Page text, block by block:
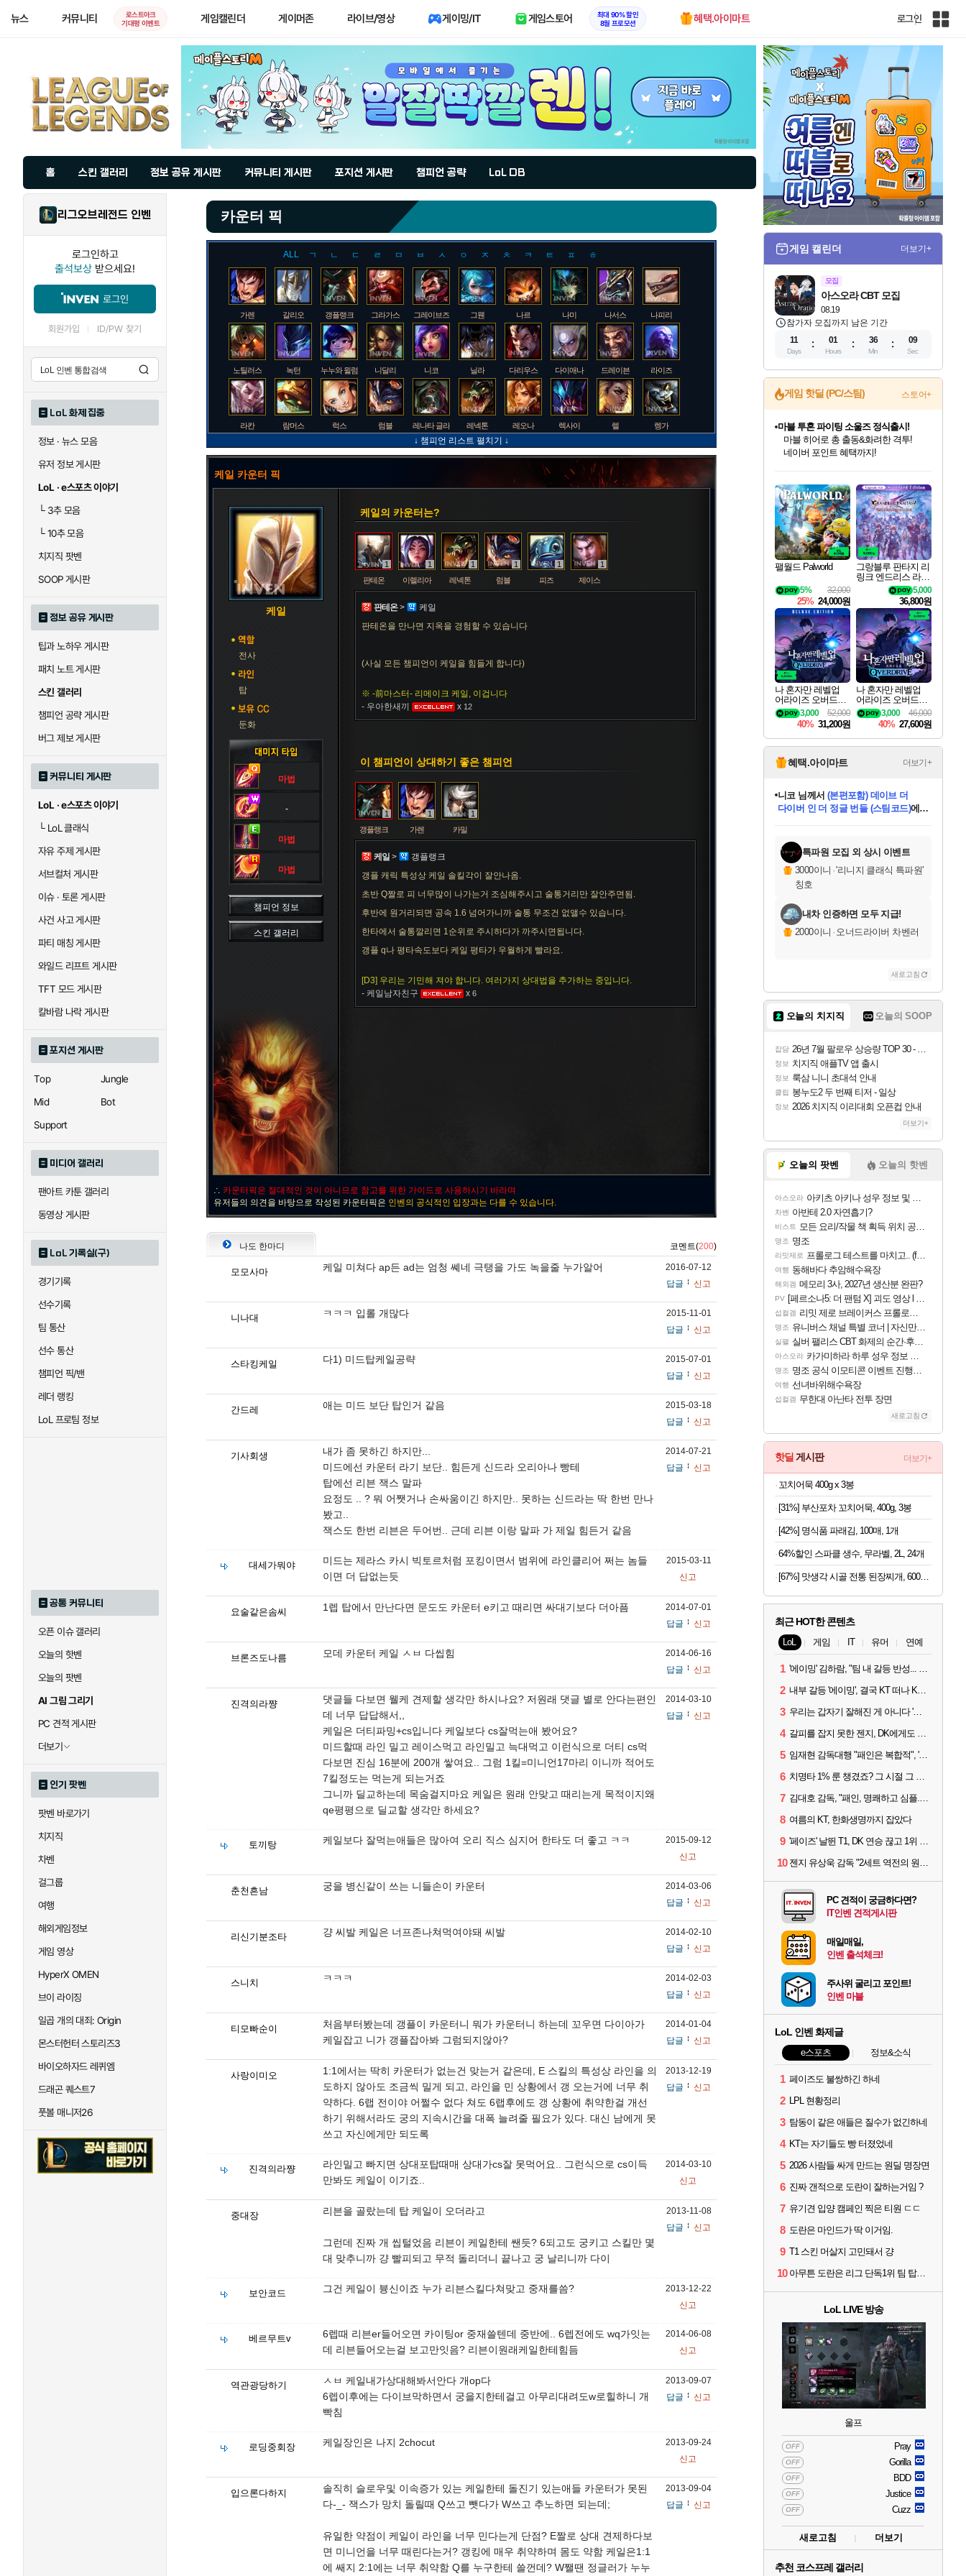
뉴스 커뮤니티
로스트아크
기대평 이벤트
게임캘린더 게이머존 라이브/영상 게이밍/IT 게임스토어
최대 90% 할인
8월 프로모션
혜택.아이마트 로그인
인
홈 스킨 갤러리 정보 공유 게시판 커뮤니티 게시판 포지션 게시판 챔피언 공략 LoL DB
리그오브레전드 인벤
로그인하고
출석보상 받으세요!
로그인
회원가입 ID/PW 찾기
LoL 화제 집중
정보 · 뉴스 모음
유저 정보 게시판
LoL · e스포츠 이야기
└3추 모음
└10추 모음
치지직 팟벤
SOOP 게시판
정보 공유 게시판
팁과 노하우 게시판
패치 노트 게시판
스킨 갤러리
챔피언 공략 게시판
버그 제보 게시판
커뮤니티 게시판
LoL · e스포츠 이야기
└LoL 클래식
자유 주제 게시판
서브컬처 게시판
이슈 · 토론 게시판
사건 사고 게시판
파티 매칭 게시판
와일드 리프트 게시판
TFT 모드 게시판
칼바람 나락 게시판
포지션 게시판
Top
Jungle
Mid
Bot
Support
미디어 갤러리
팬아트 카툰 갤러리
동영상 게시판
LoL 기록실(구)
경기기록
선수기록
팀 통산
선수 통산
챔피언 픽/밴
레더 랭킹
LoL 프로팀 정보
공통 커뮤니티
오픈 이슈 갤러리
오늘의 핫벤
오늘의 팟벤
AI 그림 그리기
PC 견적 게시판
더보기
인기 팟벤
팟벤 바로가기
치지직
차벤
걸그룹
여행
해외게임정보
게임 영상
HyperX OMEN
브이 라이징
일곱 개의 대죄: Origin
몬스터헌터 스토리즈3
바이오하자드 레퀴엠
드래곤 퀘스트7
풋볼 매니저26
카운터 픽
ALL ㄱ ㄴ ㄷ ㄹ ㅁ ㅂ ㅅ ㅇ ㅈ ㅊ ㅋ ㅌ ㅍ ㅎ
가렌 갈리오 갱플랭크 그라가스 그레이브즈 그웬 나르 나미 나서스 나피리
노틸러스 녹턴 누누와 윌럼프 니달리 니코 닐라 다리우스 다이애나 드레이븐 라이즈
라칸 람머스 럭스 럼블 레나타 글라스크 레넥톤 레오나 렉사이 렐 렝가
로크 리산드라 릴리아 마스터 이 마오카이
말자하 말파이트 모데카이저 모르가나 문도 박사 미스 포츈 밀리오
바이 베이가 벡스 벨베스 벨코즈 볼리베어 브라움 브라이어 브랜드
블라디미르
소나 소라카
시비르 신 짜오 신지드 쓰레쉬 아리
아칼리 아크샨 아펠리오스 알리스타 암베사
에코 엘리스
우르곳 워윅
잔나 잭스 제드 제라스 제리 제이스
직스 진
카이사 카직스
퀸 크산테
트리스타나 트린다미어 트위스티드 페이트트위치 티모 파이크 판테온
하이머딩거 헤카림 흐웨이
↓ 챔피언 리스트 펼치기 ↓
케일 카운터 픽
케일
전사
탑
둔화
마법
-
마법
마법
챔피언 정보
스킨 갤러리
케일의 카운터는?
1
판테온
1
이렐리아
1
레넥톤
1
럼블
1
피즈
1
제이스
판테온>
케일
판테온을 만나면 지옥을 경험할 수 있습니다
(사실 모든 챔피언이 케일을 힘들게 합니다)
※ -前마스터- 리메이크 케일, 이겁니다
- 우아한새끼
x 12
이 챔피언이 상대하기 좋은 챔피언
1
갱플랭크
1
가렌
1
카밀
케일 >
갱플랭크
갱플 캐릭 특성상 케일 솔킬각이 잘안나옴.
초반 Q짤로 피 너무많이 나가는거 조심해주시고 술통거리만 잘안주면됨.
후반에 원거리되면 공속 1.6 넘어가니까 술통 무조건 없앨수 있습니다.
한타에서 술통깔리면 1순위로 주시하다가 까주시면됩니다.
갱플 q나 평타속도보다 케일 평타가 우월하게 빨라요.
[D3] 우리는 기민해 져야 합니다. 여러가지 상대법을 추가하는 중입니다.
- 케일남자친구
x 6
∴ 카운터픽은 절대적인 것이 아니므로 참고를 위한 가이드로 사용하시기 바라며
유저들의 의견을 바탕으로 작성된 카운터픽은 인벤의 공식적인 입장과는 다를 수 있습니다.
나도 한마디 코멘트(200)
모모사마 케일 미쳐다 ap든 ad는 엄청 쎼네 극탱을 가도 녹을줄 누가알어
2016-07-12
답글
신고
니나대 ㅋㅋㅋ 입롤 개많다
2015-11-01
답글
신고
스타킹케일 다1) 미드탑케일공략
2015-07-01
답글
신고
간드레 애는 미드 보단 탑인거 같음
2015-03-18
답글
신고
기사회생
내가 좀 못하긴 하지만...
미드에선 카운터 라기 보단.. 힘든게 신드라 오리아나 빵테
탑에선 리븐 잭스 말파
요정도 .. ? 뭐 어쨋거나 손싸움이긴 하지만.. 못하는 신드라는 딱 한번 만나
봤고..
잭스도 한번 리븐은 두어번.. 근데 리븐 이랑 말파 가 제일 힘든거 같음
2014-07-21
답글
신고
대세가뭐야
미드는 제라스 카시 빅토르처럼 포킹이면서 범위에 라인클리어 쩌는 놈들
이면 더 답없는듯
2015-03-11
신고
요술같은솜씨 1렙 탑에서 만난다면 문도도 카운터 e키고 때리면 싸대기보다 더아픔
2014-07-01
답글
신고
브론즈도나름 모데 카운터 케일 ㅅㅂ 다씹힘
2014-06-16
답글
신고
진격의라쨩
댓글들 다보면 웰케 견제할 생각만 하시나요? 저원래 댓글 별로 안다는편인
데 너무 답답해서,,
케일은 더티파밍+cs입니다 케일보다 cs잘먹는애 봤어요?
미드할때 라인 밀고 레이스먹고 라인밀고 늑대먹고 이런식으로 더티 cs먹
다보면 진심 16분에 200개 쌓여요.. 그럼 1킬=미니언17마리 이니까 적어도
7킬정도는 먹는게 되는거죠
그니까 딜교하는데 목숨걸지마요 케일은 원래 안맞고 때리는게 목적이지왜
qe평평으로 딜교할 생각만 하세요?
2014-03-10
답글
신고
토끼탕 케일보다 잘먹는애들은 많아여 오리 직스 심지어 한타도 더 좋고 ㅋㅋ
2015-09-12
신고
춘천흔남 궁을 병신같이 쓰는 니들손이 카운터
2014-03-06
답글
신고
리신기분조타 걍 씨발 케일은 너프존나쳐먹여야돼 씨발
2014-02-10
답글
신고
스니치 ㅋㅋㅋ
2014-02-03
답글
신고
티모빠순이
처음부터봤는데 갱플이 카운터니 뭐가 카운터니 하는데 꼬우면 다이아가
케일잡고 니가 갱플잡아봐 그럼되지않아?
2014-01-04
답글
신고
사랑이미오
1:1에서는 딱히 카운터가 없는건 맞는거 같은데, E 스킬의 특성상 라인을 의
도하지 않아도 조금씩 밀게 되고, 라인을 민 상황에서 갱 오는거에 너무 취
약하다. 6랩 전이야 어쩔수 없다 쳐도 6랩후에도 갱 상황에 취약한걸 개선
하기 위해서라도 궁의 지속시간을 대폭 늘려줄 필요가 있다. 대신 남에게 못
쓰고 자신에게만 되도록
2013-12-19
답글
신고
진격의라쨩
라인밀고 빠지면 상대포탑때매 상대가cs잘 못먹어요.. 그런식으로 cs이득
만봐도 케일이 이기죠..
2014-03-10
신고
중대장 리븐을 골랐는데 탑 케일이 오더라고
그런데 진짜 개 씹털었음 리븐이 케일한테 쌘듯? 6되고도 궁키고 스킬만 몇
대 맞추니까 걍 빨피되고 무적 돌리더니 끝나고 궁 날리니까 다이
2013-11-08
답글
신고
보안코드 그건 케일이 븅신이죠 누가 리븐스킬다쳐맞고 중재를씀?
2013-12-22
신고
베르무트v
6렙때 리븐er들어오면 카이팅or 중재쓸텐데 중반에.. 6렙전에도 wq가잇는
데 리븐들어오는걸 보고만잇음? 리븐이원래케일한테힘듬
2014-06-08
신고
역관광당하기
ㅅㅂ 케일내가상대해봐서안다 개op다
6렙이후에는 다이브막하면서 궁을지한테걸고 아무리대려도w로힐하니 개
빡침
2013-09-07
답글
신고
로딩중회장 케일장인은 나지 2chocut
2013-09-24
신고
입으론다하지
솔직히 슬로우및 이속증가 있는 케일한테 돌진기 있는애들 카운터가 못된
다-_- 잭스가 망치 돌릴때 Q쓰고 뺏다가 W쓰고 추노하면 되는데;
유일한 약점이 케일이 라인을 너무 민다는게 단점? E짤로 상대 견제하다보
면 미니언을 너무 때린다는거? 갱킹에 매우 취약하며 몸도 약함 케일은1:1
에 쌔지 2:1에는 너무 취약함 Q를 누구한테 쓸껀데? W쨀땐 정글러가 누누
2013-09-04
답글
신고
게임 캘린더 더보기+
모집
08.19
아스오라 CBT 모집
참가자 모집까지 남은 기간
11
Days
01
Hours
36
Min
08
Sec
게임 핫딜 (PC/스팀) 스토어+
최대 90% 할인가를 만나보세요!
네이버혜택과 함께 만나보세요!
50%할인&추가 적립까지!
마블 투혼 파이팅 소울즈 정식출시!
마블 히어로 총 출동&화려한 격투!
네이버 포인트 혜택까지!
이니&베니 혜택까지!
네이버 혜택가와 함께 예약하세요!
할인&네이버혜택으로 만나보세요!
네이버페이 혜택과 만나보세요!
40주년 프로모션으로 만나보세요!
할인가에 만나보세요!
일부 에디션 상시 할인!
혜택으로 예약 판매 중
편안하게 충전하세요
팰월드 Palworld
32,000
5%
25% 24,000원
그랑블루 판타지 리
링크 엔드리스 라그
나로크 업그레이드
킷 Granblue Fantasy
Relink Endless Ragn
arok Upgrade Kit DL
C
5,000
36,800원
나 혼자만 레벨업
어라이즈 오버드라
이브 디럭스 에디션
Solo Leveling Arise
Overdrive Deluxe Edi
tion
52,000
3,000
40% 31,200원
나 혼자만 레벨업
어라이즈 오버드라
이브 Solo Leveling A
rise
46,000
3,000
40% 27,600원
혜택.아이마트 더보기+
교환.
당첨되셨습니다.
니코님께서 (본편포함) 데이브 더
다이버 인 더 정글 번들 (스팀코드)에
당첨되셨습니다.
당첨되셨습니다.
당첨되셨습니다.
당첨되셨습니다.
당첨되셨습니다.
에디션 (스팀코드)를 교환.
당첨되셨습니다.
특파원 모집 외 상시 이벤트
3000이니 ·'리니지 클래식 특파원'
칭호
내차 인증하면 모두 지급!
2000이니 · 오너드라이버 차벤러
새로고침
오늘의 치지직 오늘의 SOOP
잡담 26년 7월 팔로우 상승량 TOP 30 - 월간 치지직
정보 치지직 애플TV 앱 출시
정보 룩삼 니니 초대석 안내
클립 봉누도2 두 번째 티저 - 일상
정보 2026 치지직 이리대회 오픈컵 안내
더보기+
오늘의 팟벤 오늘의 핫벤
아스오라 아키츠 아키나 성우 정보 및 주요 필모
차벤 아반테 2.0 자연흡기?
비스트 모든 요리/작물 책 획득 위치 공략 (36개) - 미식가 도전과제
명조 명조
리밋제로 프롤로그 테스트를 마치고.. (feat. 리아)
여행 동해바다 추암해수욕장
해외겜 메모리 3사, 2027년 생산분 완판?
PV [페르소나5: 더 팬텀 X] 괴도 영상 l 타카마키 안·댄싱 스타
섭컬겜 리밋 제로 브레이커스 프롤로그 테스트 후기 영상 업로드
명조 유니버스 채널 특별 코너 | 자신만의 스타일
실팰 실버 팰리스 CBT 화제의 순간·후기 모음
아스오라 카가미하라 하루 성우 정보 및 주요 필모
명조 명조 공식 이모티콘 이벤트 진행해봤습니다! 참여부터 추첨까지????
여행 선녀바위해수욕장
섭컬겜 무한대 아난타 전투 장면
새로고침
핫딜 게시판 더보기+
꼬치어묵 400g x 3봉
[31%] 부산포차 꼬치어묵, 400g, 3봉
[42%] 명식품 파래김, 100매, 1개
64%할인 스파클 생수, 무라벨, 2L, 24개
[67%] 맛생각 시골 전통 된장찌개, 600g, 5개
최근 HOT한 콘텐츠
LoL 게임 IT 유머 연예
1 '에이밍' 김하람, "팀 내 갈등 반성... 끝까지 뛰고 싶었다"
2 내부 갈등 '에이밍', 결국 KT 떠나 KRX로...'지우'와 트레이드
3 우리는 갑자기 잘해진 게 아니다 '씨맥' 김대호 감독의 자신감
4 갈피를 잡지 못한 젠지, DK에게도 0:2 패배
5 임재현 감독대행 "패인은 복합적", '도란' "팀에 과부하 왔다"
6 치명타 1% 룬 챙겼죠? 그 시절 그 감성 '롤 클래식' 30일 출시
7 김대호 감독, "패인, 명쾌하고 심플...다시 힘낼 수 있어"
8 여름의 KT, 한화생명까지 잡았다
9 '페이즈' 날뛴 T1, DK 연승 끊고 1위 지켜
10 젠지 유상욱 감독 "2세트 역전의 원인...너무 급했다"
PC 견적이 궁금하다면?
IT인벤 견적게시판
매일매일,
인벤 출석체크!
주사위 굴리고 포인트!
인벤 마블
LoL 인벤 화제글
e스포츠 정보&소식
1 페이즈도 불쌍하긴 하네
2 LPL 현황정리
3 탐동이 같은 애들은 질수가 없긴하네
4 KT는 자기들도 빵 터졌었네
5 2026 사람들 싸게 만드는 원딜 명장면
6 진짜 갠적으로 도란이 잘하는거임 ?
7 유기견 입양 캠페인 찍은 티원 ㄷㄷ
8 도란은 마인드가 딱 이거임.
9 T1 스킨 머살지 고민돼서 걍
10 아무튼 도란은 리그 단독1위 팀 탑솔러라는거임
LoL LIVE 방송
울프
OFF Pray
OFF Gorilla
OFF BDD
OFF Justice
OFF Cuzz
새로고침 더보기
추천 코스프레 갤러리